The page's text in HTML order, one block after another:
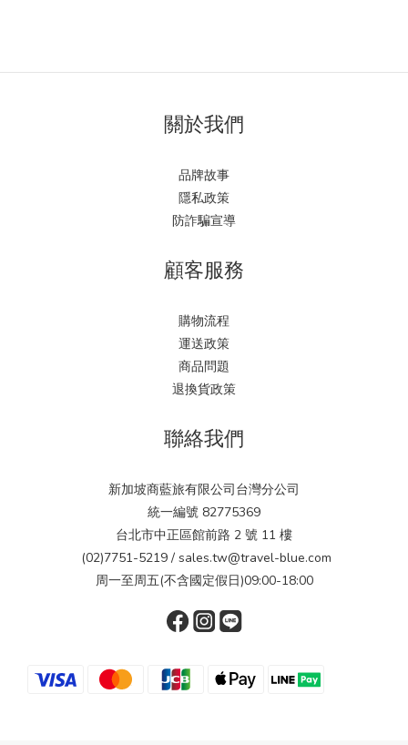
關於我們
品牌故事
隱私政策
防詐騙宣導
顧客服務
購物流程
運送政策
商品問題
退換貨政策
聯絡我們
新加坡商藍旅有限公司台灣分公司
統一編號 82775369
台北市中正區館前路 2 號 11 樓
(02)7751-5219 / sales.tw@travel-blue.com
周一至周五(不含國定假日)09:00-18:00